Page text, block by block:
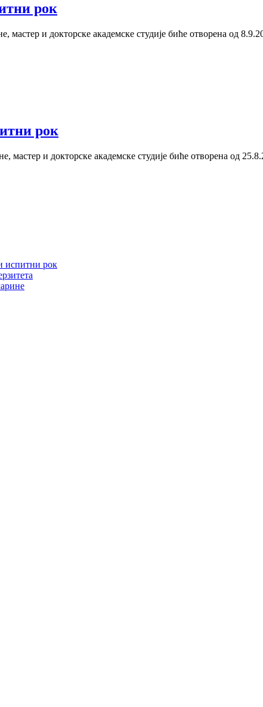
рок
мастер и докторске академске студије биће отворена од
рок
мастер и докторске академске студије биће отворена од
испитни рок